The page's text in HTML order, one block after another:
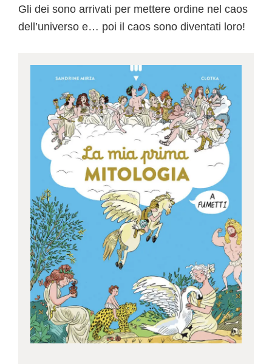
Gli dei sono arrivati per mettere ordine nel caos
dell’universo e… poi il caos sono diventati loro!